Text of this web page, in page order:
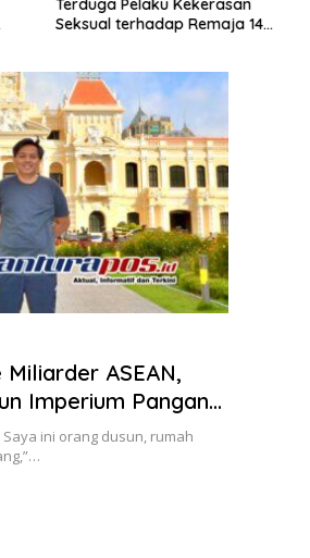
Seksual terhadap Remaja 14
ASEAN,
Imperium Pangan
Saya ini orang dusun, rumah